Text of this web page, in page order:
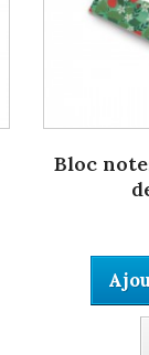
Bloc